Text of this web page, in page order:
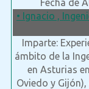
Fecha de
• Ignacio ,
Imparte:
ámbito de la
en Asturias
Oviedo y